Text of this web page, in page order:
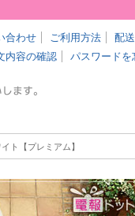
合わせ ご利用方法 配
内容の確認
パスワードを
ト【プレミアム】